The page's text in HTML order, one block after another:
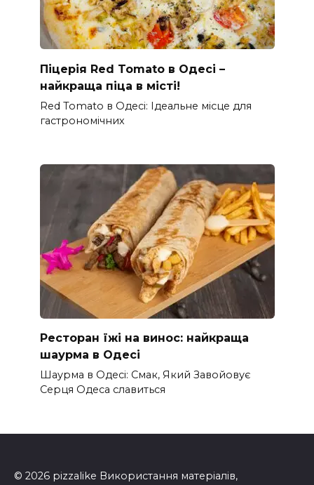
Піцерія Red Tomato в Одесі –
найкраща піца в місті!
Red Tomato в Одесі: Ідеальне місце для
гастрономічних
Ресторан їжі на винос: найкраща
шаурма в Одесі
Шаурма в Одесі: Смак, Який Завойовує
Серця Одеса славиться
© 2026 pizzalike Використання матеріалів,